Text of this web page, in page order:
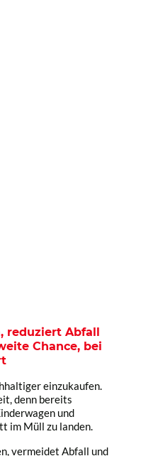
reduziert Abfall
Chance, bei
einzukaufen.
denn bereits
und
im Müll zu landen.
vermeidet Abfall und